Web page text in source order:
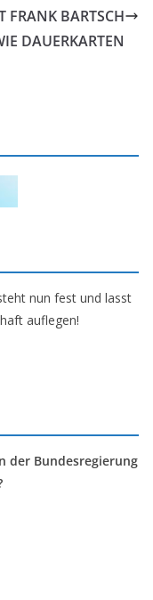
FRANK BARTSCH
DAUERKARTEN
nun fest und lasst
auflegen!
der Bundesregierung